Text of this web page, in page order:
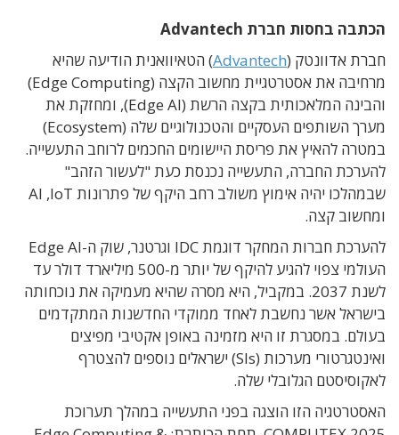
הכתבה בחסות חברת Advantech
חברת אדוונטק (Advantech) הטאיוואנית הודיעה שהיא
מרחיבה את אסטרטגיית מחשוב הקצה (Edge Computing)
והבינה המלאכותית בקצה הרשת (Edge AI)
, ומחזקת את
מערך השותפים העסקיים והטכנולוגיים שלה (Ecosystem)
במטרה להאיץ את פריסת היישומים החכמים לרוחב התעשייה.
להערכת החברה, התעשייה נכנסת כעת "לעשור הזהב"
שבמהלכו יהיה אימוץ משולב רחב היקף של פתרונות AI ,IoT
ומחשוב קצה.
להערכת חברות המחקר דוגמת IDC וגרטנר, שוק ה-Edge AI
העולמי צפוי להגיע להיקף של יותר מ-500 מיליארד דולר עד
לשנת 2037. במקביל, היא מסרה שהיא מעמיקה את נוכחותה
בישראל אשר נחשבת לאחד ממוקדי החדשנות המתקדמים
בעולם. במסגרת זו היא מזמינה באופן אקטיבי מפיצים
ואינטגרטורי מערכות (SIs) ישראלים נוספים להצטרף
לאקוסיסטם הגלובלי שלה.
האסטרטגיה הזו הוצגה בפני התעשייה במהלך תערוכת